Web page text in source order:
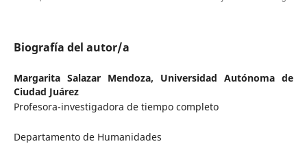
Biografía del autor/a
Margarita Salazar Mendoza, Universidad Autónoma de
Ciudad Juárez
Profesora-investigadora de tiempo completo
Departamento de Humanidades